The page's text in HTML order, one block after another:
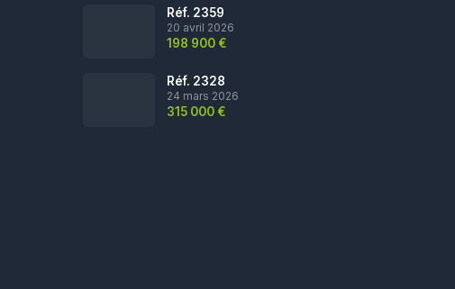
Réf. 2359
20 avril 2026
198 900 €
Réf. 2328
24 mars 2026
315 000 €